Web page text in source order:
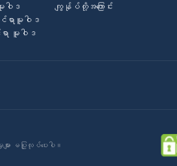
ဝါဒ
ရာမူဝါဒ
ာ မူဝါဒ
ကျွန်ုပ်တို့အကြောင်း
ား မပြုလုပ်ပေးပါ။